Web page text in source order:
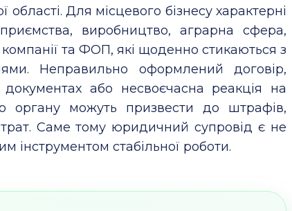
області. Для місцевого бізнесу характерні
виробництво, аграрна сфера,
та ФОП, які щоденно стикаються з
Неправильно оформлений договір,
або несвоєчасна реакція на
органу можуть призвести до штрафів,
Саме тому юридичний супровід є не
інструментом стабільної роботи.